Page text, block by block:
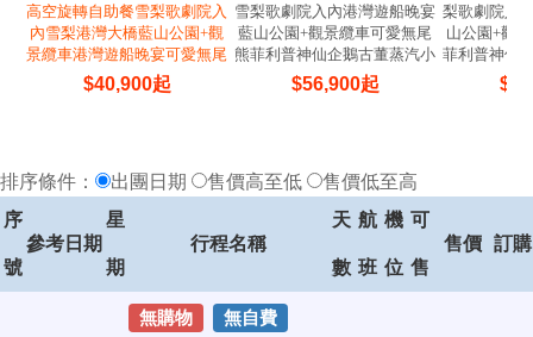
高空旋轉自助餐雪梨歌劇院入
內雪梨港灣大橋藍山公園+觀
景纜車港灣遊船晚宴可愛無尾
熊
$40,900起
雪梨歌劇院入內港灣遊船晚宴
藍山公園+觀景纜車可愛無尾
熊菲利普神仙企鵝古董蒸汽小
火車
$56,900起
梨歌劇院入
山公園+觀
菲利普神仙
$
排序條件： 出團日期 售價高至低
售價低至高
序
號
參考日期
星
期
行程名稱
天
數
航
班
機
位
可
售
售價 訂購
無購物
無自費